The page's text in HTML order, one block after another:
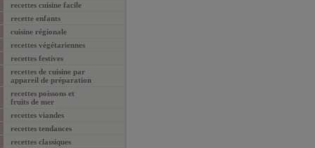
recettes cuisine facile
recette enfants
cuisine régionale
recettes végétariennes
recettes festives
recettes de cuisine par
appareil de préparation
recettes poissons et
fruits de mer
recettes viandes
recettes tendances
recettes classiques